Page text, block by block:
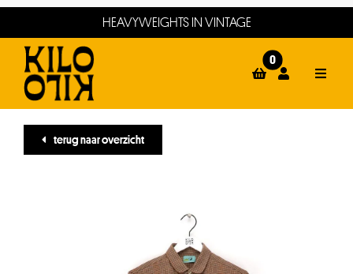
Ga
inhoud
HEAVYWEIGHTS IN VINTAGE
0
Toggle
home
webshop
terug naar overzicht